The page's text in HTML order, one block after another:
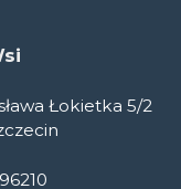
Łokietka 5/2